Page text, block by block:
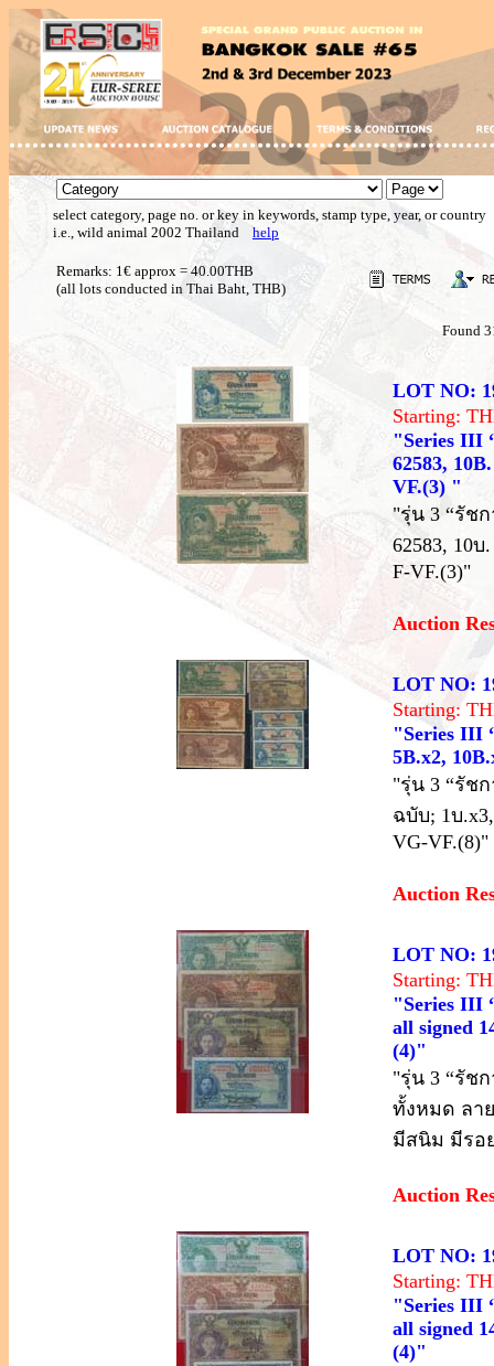
select category, page no. or key in keywords, stamp type, year, or country
i.e., wild animal 2002 Thailand help
Remarks: 1€ approx = 40.00THB
(all lots conducted in Thai Baht, THB)
Found
LOT NO:
Starting:
"Series III
62583,
VF.(3) "
"รุ่น 3 “รัช
62583, 10
F-VF.(3)"
Auction
LOT NO:
Starting:
"Series III
5B.x2,
"รุ่น 3 “รัช
ฉบับ; 1บ
VG-VF.(8)"
Auction
LOT NO:
Starting:
"Series III
all signed
(4)"
"รุ่น 3 “รัช
ทั้งหมด ลา
มีสนิม มีรอ
Auction
LOT NO:
Starting:
"Series III
all signed
(4)"